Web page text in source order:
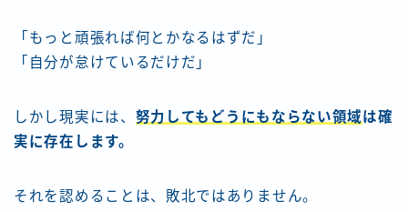
「もっと頑張れば何とかなるはずだ」
「自分が怠けているだけだ」
しかし現実には、 努力してもどうにもならない領域は確
実に存在します。
それを認めることは、敗北ではありません。